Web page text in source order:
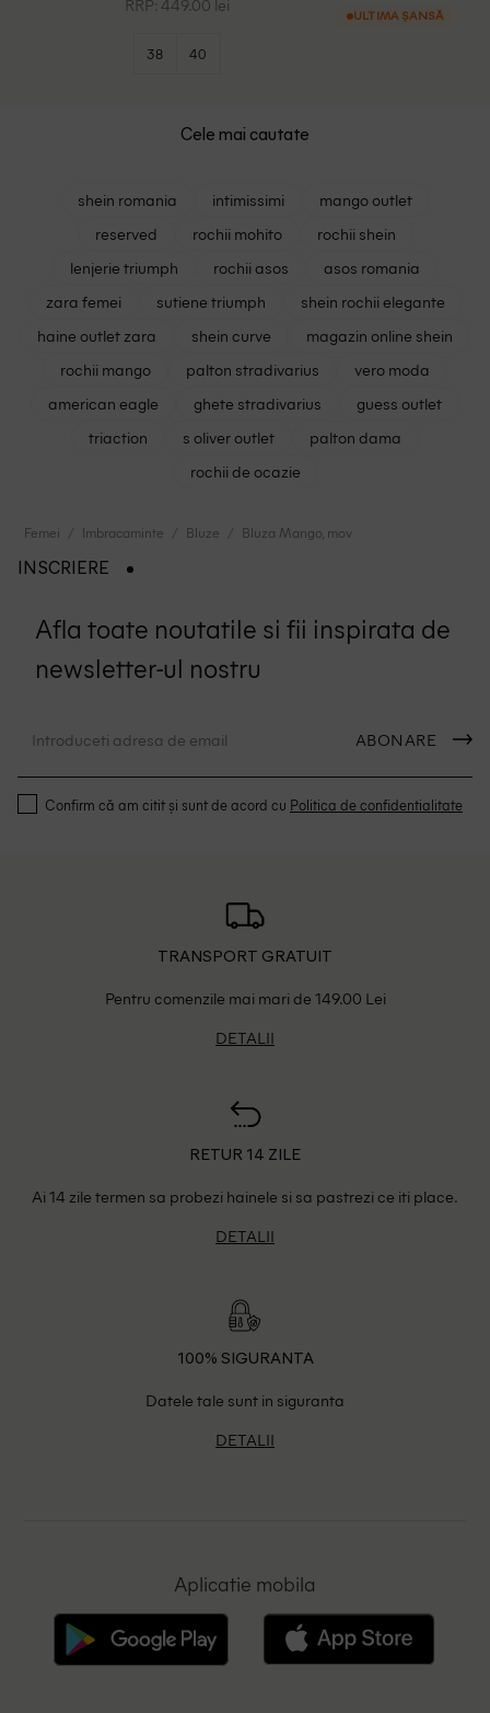
38 40
ULTIMA ȘANSĂ
Cele mai cautate
shein romania intimissimi
mango outlet
reserved
rochii mohito
rochii shein
lenjerie triumph
rochii asos
asos romania
zara femei
sutiene triumph
shein rochii elegante
haine outlet zara
shein curve
magazin online shein
rochii mango
palton stradivarius
vero moda
american eagle
ghete stradivarius
guess outlet
triaction
s oliver outlet
palton dama
rochii de ocazie
Femei Imbracaminte Bluze Bluza Mango, mov
INSCRIERE
Afla toate noutatile si fii inspirata de
newsletter-ul nostru
ABONARE
Confirm că am citit și sunt de acord cu Politica de confidentialitate
TRANSPORT GRATUIT
Pentru comenzile mai mari de 149.00 Lei
DETALII
RETUR 14 ZILE
Ai 14 zile termen sa probezi hainele si sa pastrezi ce iti place.
DETALII
100% SIGURANTA
Datele tale sunt in siguranta
DETALII
Aplicatie mobila